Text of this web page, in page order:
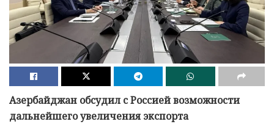
Азербайджан обсудил с Россией возможности
дальнейшего увеличения экспорта